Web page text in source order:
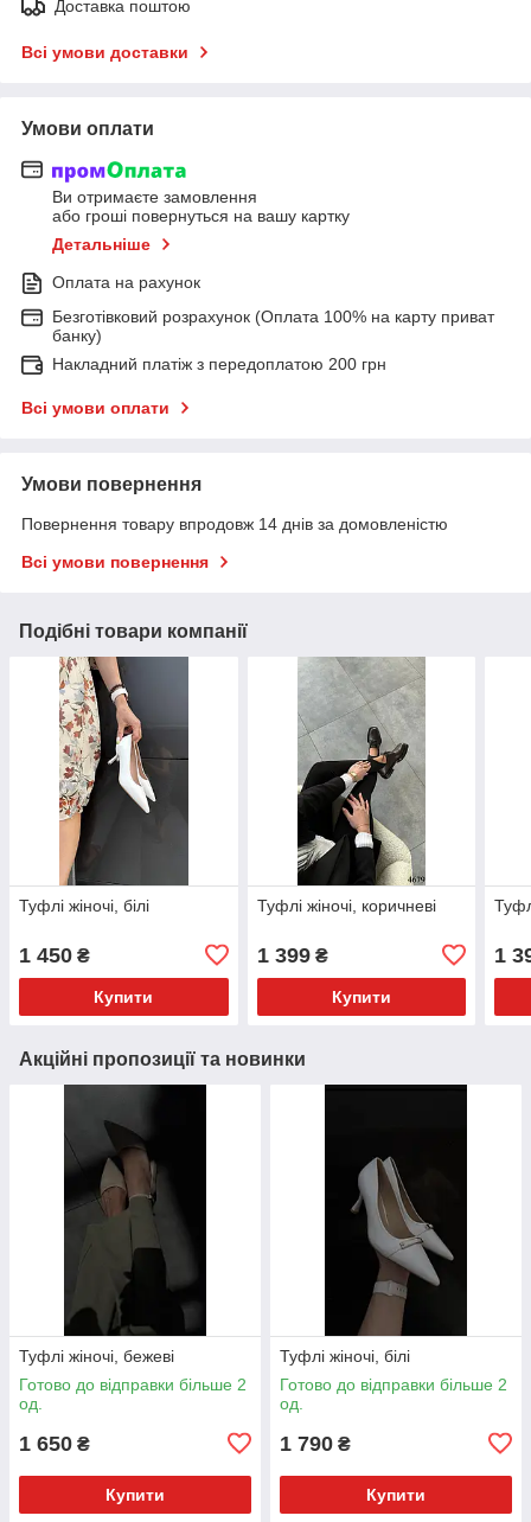
Доставка поштою
Всі умови доставки
Умови оплати
Ви отримаєте замовлення
або гроші повернуться на вашу картку
Детальніше
Оплата на рахунок
Безготівковий розрахунок (Оплата 100% на карту приват
банку)
Накладний платіж з передоплатою 200 грн
Всі умови оплати
Умови повернення
Повернення товару впродовж 14 днів за домовленістю
Всі умови повернення
Подібні товари компанії
Туфлі жіночі, білі
1 450 ₴
Купити
Туфлі жіночі, коричневі
1 399₴
Купити
1
Акційні пропозиції та новинки
Туфлі жіночі, бежеві
Готово до відправки більше 2
од.
1 650 ₴
Купити
Туфлі жіночі, білі
Готово до відправки більше 2
од.
1 790 ₴
Купити